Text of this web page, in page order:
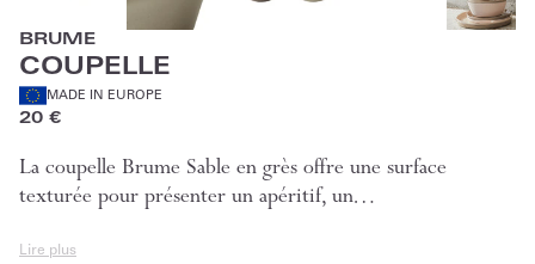
BRUME
COUPELLE
MADE IN EUROPE
20 €
La coupelle Brume Sable en grès offre une surface
texturée pour présenter un apéritif, un…
Lire plus